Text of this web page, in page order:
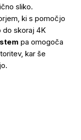
sliko.
ki s pomočjo
do skoraj 4K
pa omogoča
kar še